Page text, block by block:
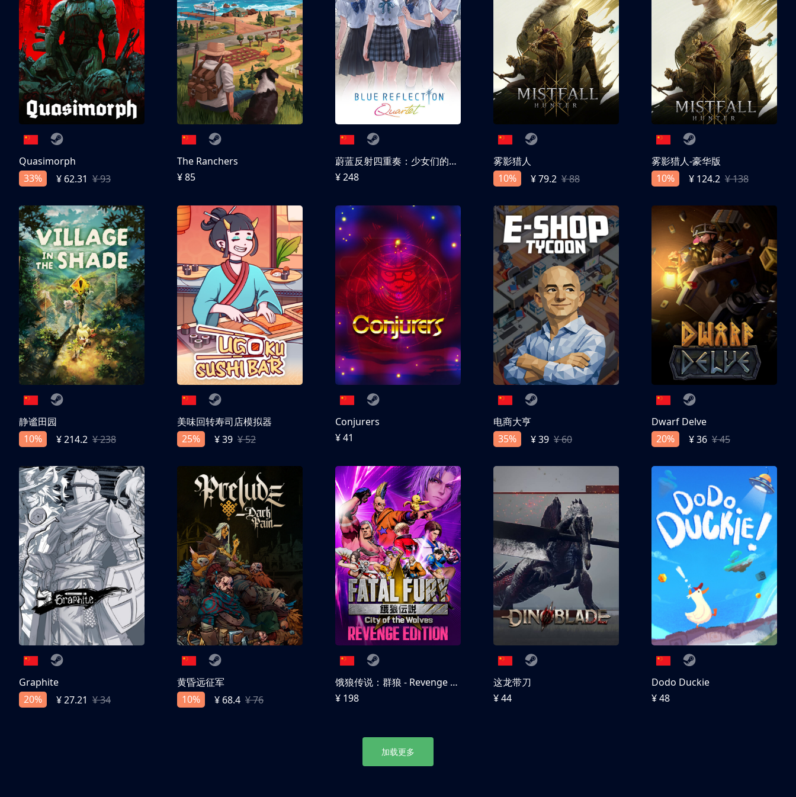
Quasimorph
33%
¥ 62.31 ¥ 93
The Ranchers
¥ 85
蔚蓝反射四重奏：少女们的奇迹
¥ 248
雾影猎人
10%
¥ 79.2 ¥ 88
雾影猎人-豪华版
10%
¥ 124.2 ¥ 138
静谧田园
10%
¥ 214.2 ¥ 238
美味回转寿司店模拟器
25%
¥ 39 ¥ 52
Conjurers
¥ 41
电商大亨
35%
¥ 39 ¥ 60
Dwarf Delve
20%
¥ 36 ¥ 45
Graphite
20%
¥ 27.21 ¥ 34
黄昏远征军
10%
¥ 68.4 ¥ 76
饿狼传说：群狼 - Revenge Edition
¥ 198
这龙带刀
¥ 44
Dodo Duckie
¥ 48
加载更多